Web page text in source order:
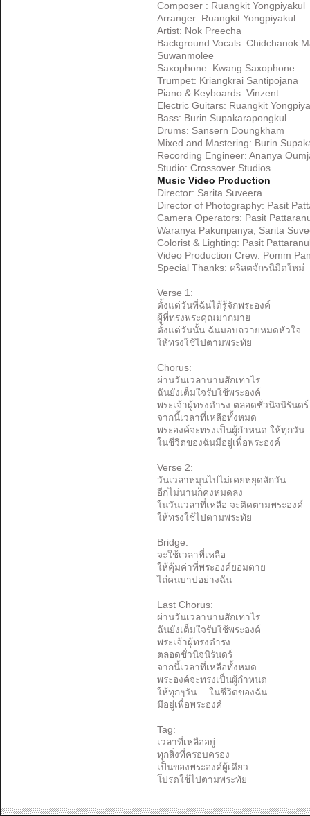
Composer : Ruangkit Yongpiyakul
Arranger: Ruangkit Yongpiyakul
Artist: Nok Preecha
Background Vocals: Chidchanok
Suwanmolee
Saxophone: Kwang Saxophone
Trumpet: Kriangkrai Santipojana
Piano & Keyboards: Vinzent
Electric Guitars: Ruangkit
Bass: Burin Supakarapongkul
Drums: Sansern Doungkham
Mixed and Mastering: Burin
Recording Engineer: Ananya
Studio: Crossover Studios
Music Video Production
Director: Sarita Suveera
Director of Photography: Pasit
Camera Operators: Pasit
Waranya Pakunpanya, Sarita
Colorist & Lighting: Pasit
Video Production Crew: Pomm
Special Thanks: คริสตจักรนิมิตใหม่
Verse 1:
ตั้งแต่วันที่ฉันได้รู้จักพระองค์
ผู้ที่ทรงพระคุณมากมาย
ตั้งแต่วันนั้น ฉันมอบถวายหมดหัวใจ
ให้ทรงใช้ไปตามพระทัย
Chorus:
ผ่านวันเวลานานสักเท่าไร
ฉันยังเต็มใจรับใช้พระองค์
พระเจ้าผู้ทรงดำรง ตลอดชั่วนิจนิรันดร์
จากนี้เวลาที่เหลือทั้งหมด
พระองค์จะทรงเป็นผู้กำหนด ให้ทุกวัน
ในชีวิตของฉันมีอยู่เพื่อพระองค์
Verse 2:
วันเวลาหมุนไปไม่เคยหยุดสักวัน
อีกไม่นานก็คงหมดลง
ในวันเวลาที่เหลือ จะติดตามพระองค์
ให้ทรงใช้ไปตามพระทัย
Bridge:
จะใช้เวลาที่เหลือ
ให้คุ้มค่าที่พระองค์ยอมตาย
ไถ่คนบาปอย่างฉัน
Last Chorus:
ผ่านวันเวลานานสักเท่าไร
ฉันยังเต็มใจรับใช้พระองค์
พระเจ้าผู้ทรงดำรง
ตลอดชั่วนิจนิรันดร์
จากนี้เวลาที่เหลือทั้งหมด
พระองค์จะทรงเป็นผู้กำหนด
ให้ทุกๆวัน… ในชีวิตของฉัน
มีอยู่เพื่อพระองค์
Tag:
เวลาที่เหลืออยู่
ทุกสิ่งที่ครอบครอง
เป็นของพระองค์ผู้เดียว
โปรดใช้ไปตามพระทัย